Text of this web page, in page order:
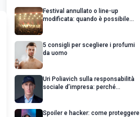
Festival annullato o line-up
modificata: quando è possibile
5 consigli per scegliere i profumi
da uomo
Uri Poliavich sulla responsabilità
sociale d’impresa: perché
Spoiler e hacker: come proteggere